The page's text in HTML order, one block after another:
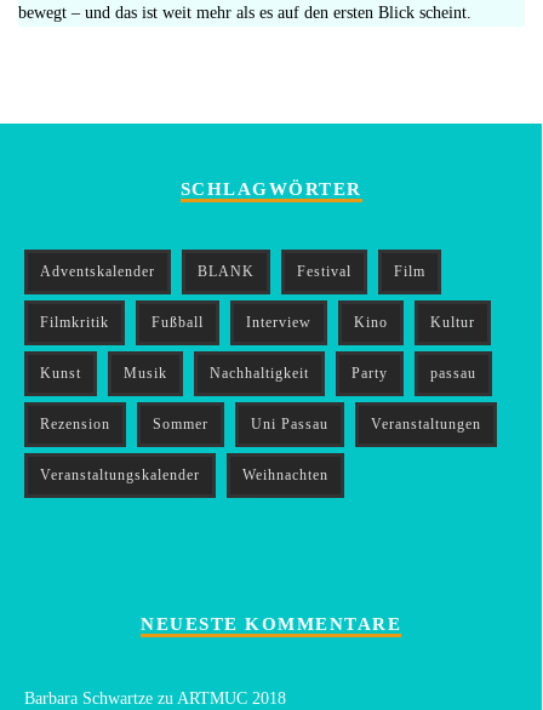
bewegt – und das ist weit mehr als es auf den ersten Blick scheint.
SCHLAGWÖRTER
Adventskalender BLANK Festival Film
Filmkritik Fußball Interview Kino Kultur
Kunst Musik Nachhaltigkeit Party passau
Rezension Sommer Uni Passau Veranstaltungen
Veranstaltungskalender Weihnachten
NEUESTE KOMMENTARE
Barbara Schwartze zu ARTMUC 2018